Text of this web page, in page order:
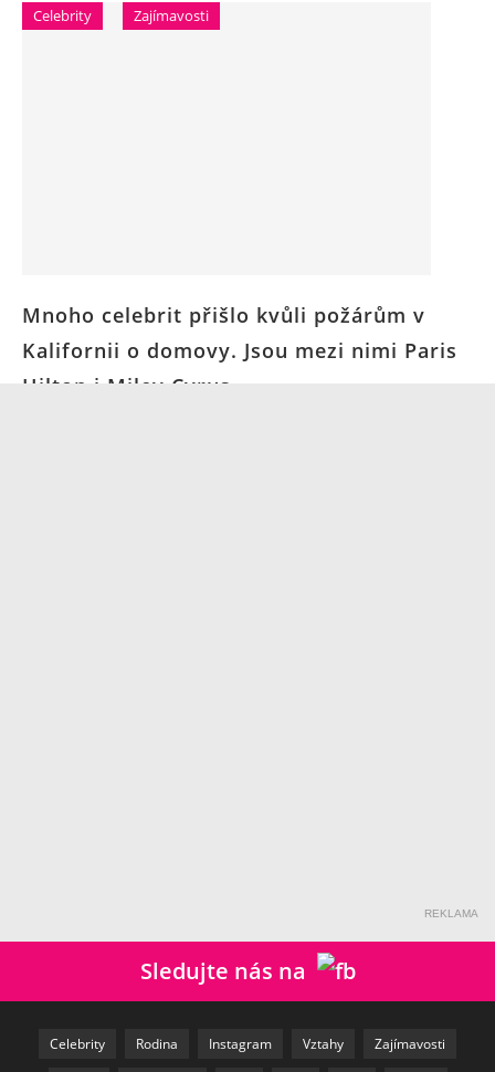
Celebrity Zajímavosti
Mnoho celebrit přišlo kvůli požárům v
Kalifornii o domovy. Jsou mezi nimi Paris
Hilton i Miley Cyrus
REKLAMA
Sledujte nás na
Celebrity Rodina Instagram Vztahy Zajímavosti